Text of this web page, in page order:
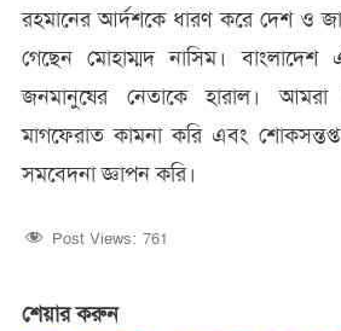
রহমানের আর্দশকে ধারণ করে দেশ ও
গেছেন মোহাম্মদ নাসিম।
জনমানুষের নেতাকে হারাল। আমরা
মাগফেরাত কামনা করি এবং
সমবেদনা জ্ঞাপন করি।
Post Views: 761
শেয়ার করুন